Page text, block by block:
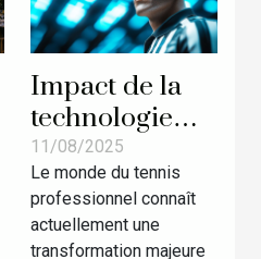
Impact de la
technologie
sur les revenus
des arbitres de
tennis
11/08/2025
Le monde du tennis
professionnel connaît
actuellement une
transformation majeure